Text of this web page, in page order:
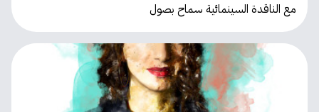
مع الناقدة السينمائية سماح بصول